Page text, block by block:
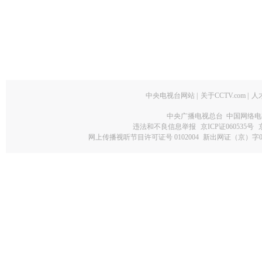
中央电视台网站 关于CCTV.com 人
中央广播电视总台 中国网络
违法和不良信息举报
京ICP证060535号
网上传播视听节目许可证号 0102004 新出网证（京）